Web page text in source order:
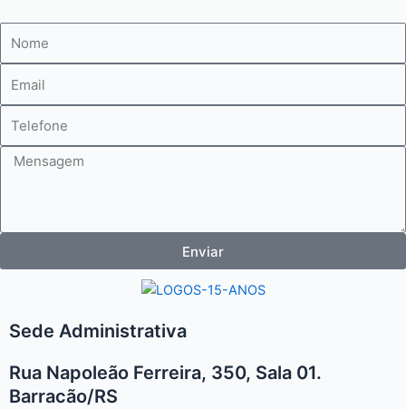
mail
Mensagem
Enviar
Sede Administrativa
Rua Napoleão Ferreira, 350, Sala 01.
Barracão/RS